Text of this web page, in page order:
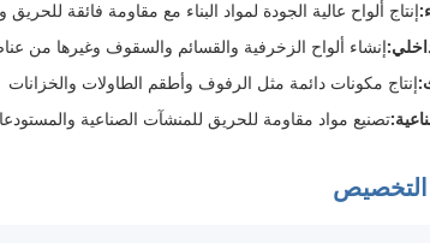
إنتاج ألواح عالية الجودة لمواد البناء مع مقاومة فائقة للحريق
إنشاء ألواح الزخرفية والقسائم والسقوف وغيرها من
إنتاج مكونات دائمة مثل الرفوف وأطقم الطاولات والخزانات
تصنيع مواد مقاومة للحريق للمنشآت الصناعية
التخصيص